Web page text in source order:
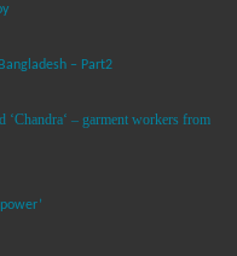
– Part2
‘Chandra‘ – garment workers from